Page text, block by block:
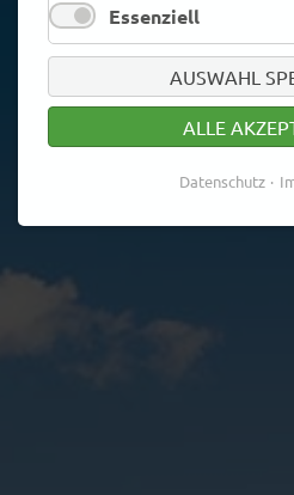
Essenziell
AUSWAHL
ALLE
Datenschutz